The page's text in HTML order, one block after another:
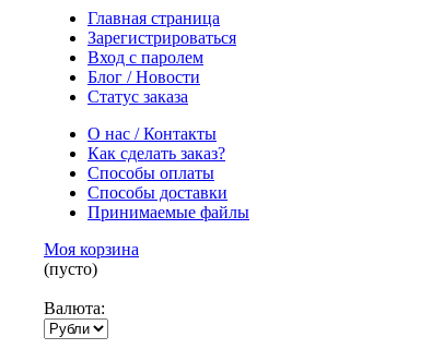
Главная страница
Зарегистрироваться
Вход с паролем
Блог / Новости
Статус заказа
О нас / Контакты
Как сделать заказ?
Способы оплаты
Способы доставки
Принимаемые файлы
Моя корзина
(пусто)
Валюта: